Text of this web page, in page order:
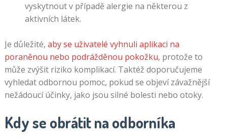
vyskytnout v případě alergie na některou z
aktivních látek.
Je důležité, aby se uživatelé vyhnuli aplikaci na
poraněnou nebo podrážděnou pokožku, protože to
může zvýšit riziko komplikací. Taktéž doporučujeme
vyhledat odbornou pomoc, pokud se objeví závažnější
nežádoucí účinky, jako jsou silné bolesti nebo otoky.
Kdy se obrátit na odborníka